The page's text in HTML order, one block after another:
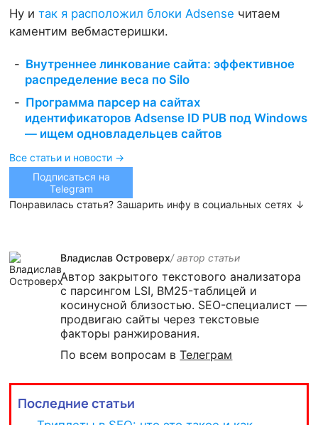
Ну итак я расположил блоки Adsense читаем
каментим вебмастеришки.
Внутреннее линкование сайта: эффективное
распределение веса по Silo
Программа парсер на сайтах
идентификаторов Adsense ID PUB под Windows
— ищем одновладельцев сайтов
Все статьи и новости →
Подписаться на
Telegram
Понравилась статья? Зашарить инфу в социальных сетях ↓
Владислав Островерх/ автор cтатьи
Автор закрытого текстового анализатора
с парсингом LSI, BM25-таблицей и
косинусной близостью. SEO-специалист —
продвигаю сайты через текстовые
факторы ранжирования.
По всем вопросам вТелеграм
Последние статьи